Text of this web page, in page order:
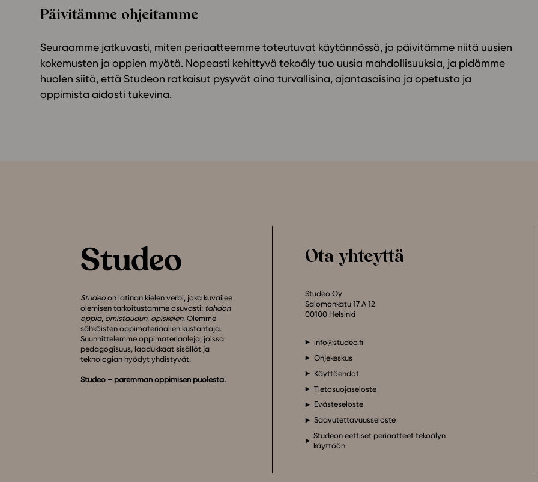
Päivitämme ohjeitamme
Seuraamme jatkuvasti, miten periaatteemme toteutuvat käytännössä, ja päivitämme niitä uusien
kokemusten ja oppien myötä. Nopeasti kehittyvä tekoäly tuo uusia mahdollisuuksia, ja pidämme
huolen siitä, että Studeon ratkaisut pysyvät aina turvallisina, ajantasaisina ja opetusta ja
oppimista aidosti tukevina.
Studeo on latinan kielen verbi, joka kuvailee
olemisen tarkoitustamme osuvasti: tahdon
oppia, omistaudun, opiskelen. Olemme
sähköisten oppimateriaalien kustantaja.
Suunnittelemme oppimateriaaleja, joissa
pedagogisuus, laadukkaat sisällöt ja
teknologian hyödyt yhdistyvät.
Studeo – paremman oppimisen puolesta.
Ota yhteyttä
Studeo Oy
Salomonkatu 17 A 12
00100 Helsinki
info@studeo.fi
Ohjekeskus
Käyttöehdot
Tietosuojaseloste
Evästeseloste
Saavutettavuusseloste
Studeon eettiset periaatteet tekoälyn
käyttöön